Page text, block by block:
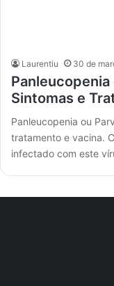
Laurentiu 30 de
Sintomas e
Panleucopenia ou
tratamento e vacina.
infectado com este